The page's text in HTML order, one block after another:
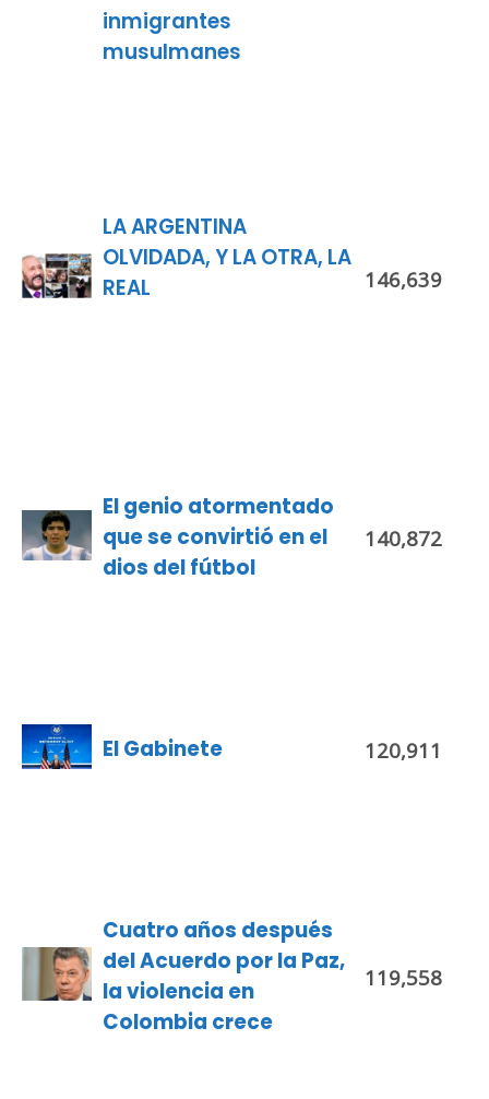
inmigrantes
musulmanes
LA ARGENTINA
OLVIDADA, Y LA OTRA, LA
REAL
146,639
El genio atormentado
que se convirtió en el
dios del fútbol
140,872
El Gabinete 120,911
Cuatro años después
del Acuerdo por la Paz,
la violencia en
Colombia crece
119,558